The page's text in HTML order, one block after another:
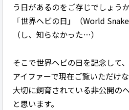
う日があるのをご存じでしょう
「世界ヘビの日」（World
（し、知らなかった…）
そこで世界ヘビの日を記念して
アイファーで現在ご覧いただけ
大切に飼育されている非公開の
と思います。